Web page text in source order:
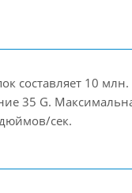
составляет 10
35 G.
сек.